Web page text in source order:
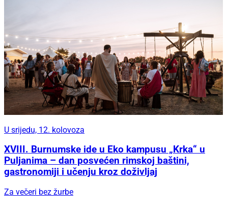
U srijedu, 12. kolovoza
XVIII. Burnumske ide u Eko kampusu „Krka“ u
Puljanima – dan posvećen rimskoj baštini,
gastronomiji i učenju kroz doživljaj
Za večeri bez žurbe